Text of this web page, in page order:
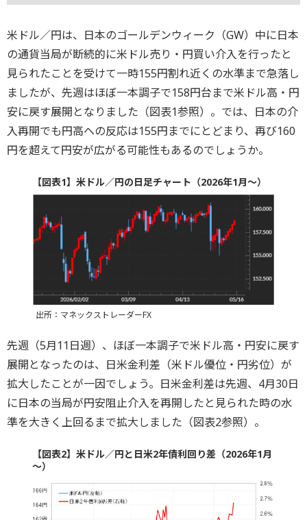
米ドル／円は、日本のゴールデンウィーク（GW）中に日本
の通貨当局が断続的に米ドル売り・円買い介入を行ったと
見られたことを受けて一時155円割れ近くの水準まで急落し
ましたが、先週はほぼ一本調子で158円台まで米ドル高・円
安に戻す展開となりました（図表1参照）。では、日本の介
入再開でも円高への反応は155円までにとどまり、再び160
円を超えて円安が広がる可能性もあるのでしょうか。
【図表1】米ドル／円の日足チャート（2026年1月～）
出所：マネックストレーダーFX
先週（5月11日週）、ほぼ一本調子で米ドル高・円安に戻す
展開となったのは、日米金利差（米ドル優位・円劣位）が
拡大したことが一因でしょう。日米金利差は先週、4月30日
に日本の当局が円安阻止介入を再開したと見られた時の水
準を大きく上回るまで拡大しました（図表2参照）。
【図表2】米ドル／円と日米2年債利回り差（2026年1月
～）